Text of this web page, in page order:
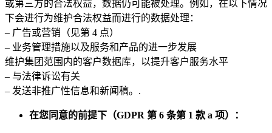
或第三方的合法权益，数据仍可能被处理。例如，在以下情况
下会进行为维护合法权益而进行的数据处理：
– 广告或营销（见第 4 点）
– 业务管理措施以及服务和产品的进一步发展
维护集团范围内的客户数据库，以提升客户服务水平
– 与法律诉讼有关
– 发送非推广性信息和新闻稿。.
在您同意的前提下（GDPR 第 6 条第 1 款 a 项）：